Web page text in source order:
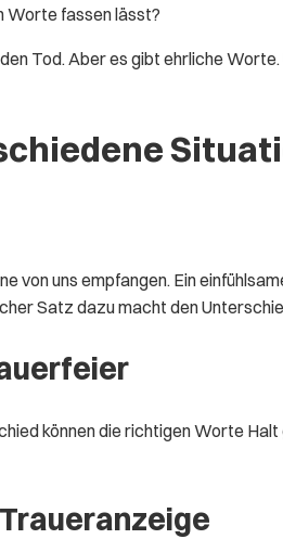
Worte fassen lässt?
Tod. Aber es gibt ehrliche
uns empfangen. Ein
Satz dazu macht den
können die richtigen Worte